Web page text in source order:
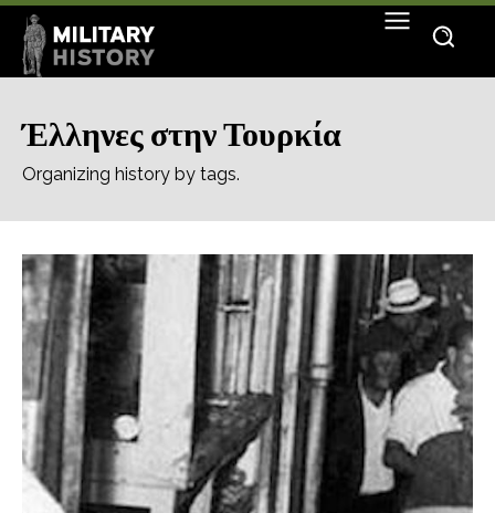
Έλληνες στην Τουρκία
Organizing history by tags.